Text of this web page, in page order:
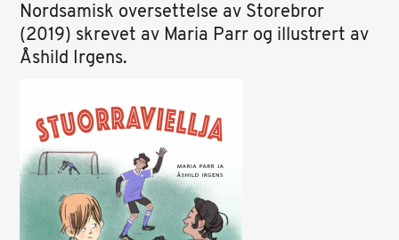
Nordsamisk oversettelse av Storebror
(2019) skrevet av Maria Parr og illustrert av
Åshild Irgens.